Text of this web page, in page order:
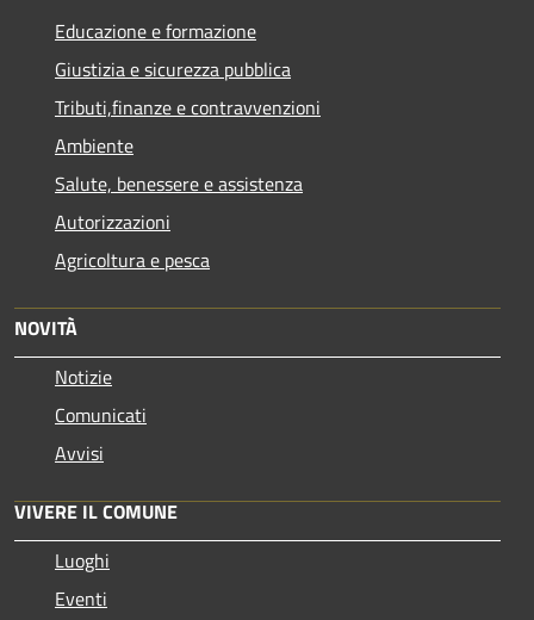
Educazione e formazione
Giustizia e sicurezza pubblica
Tributi,finanze e contravvenzioni
Ambiente
Salute, benessere e assistenza
Autorizzazioni
Agricoltura e pesca
NOVITÀ
Notizie
Comunicati
Avvisi
VIVERE IL COMUNE
Luoghi
Eventi